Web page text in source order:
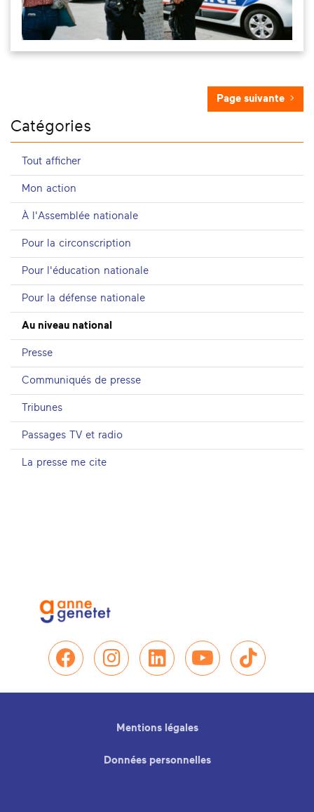
Page suivante
Catégories
Tout afficher
Mon action
À l'Assemblée nationale
Pour la circonscription
Pour l'éducation nationale
Pour la défense nationale
Au niveau national
Presse
Communiqués de presse
Tribunes
Passages TV et radio
La presse me cite
Nous retrouver sur
Nous retrouver sur
Nous retrouver
NousNous
Mentions légales
Données personnelles